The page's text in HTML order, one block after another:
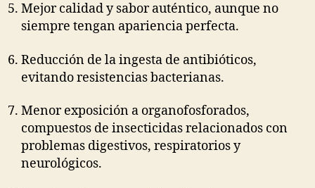
Mejor calidad y sabor auténtico, aunque no
siempre tengan apariencia perfecta.
Reducción de la ingesta de antibióticos,
evitando resistencias bacterianas.
Menor exposición a organofosforados,
compuestos de insecticidas relacionados con
problemas digestivos, respiratorios y
neurológicos.